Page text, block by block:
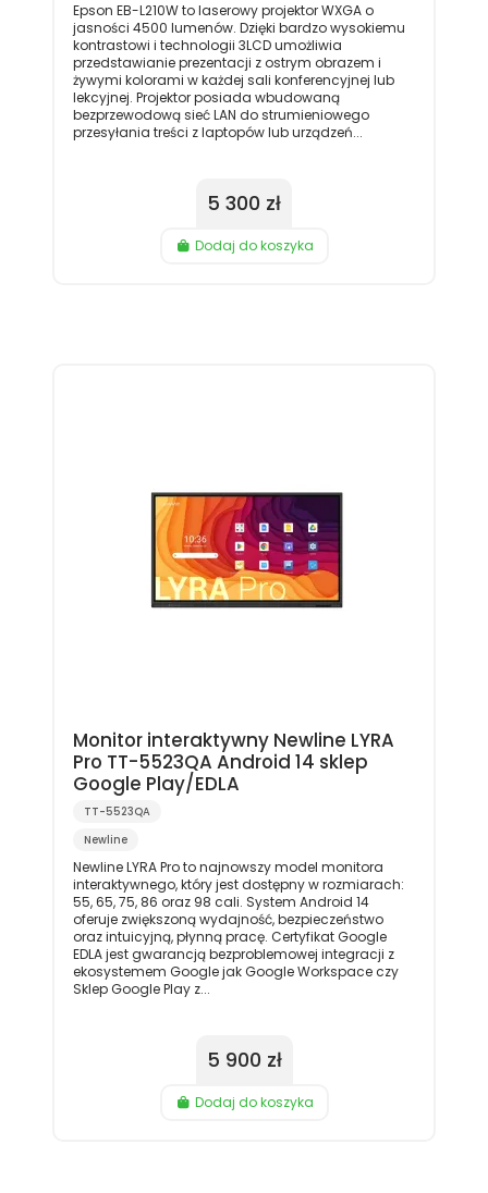
Epson EB-L210W to laserowy projektor WXGA o
jasności 4500 lumenów. Dzięki bardzo wysokiemu
kontrastowi i technologii 3LCD umożliwia
przedstawianie prezentacji z ostrym obrazem i
żywymi kolorami w każdej sali konferencyjnej lub
lekcyjnej. Projektor posiada wbudowaną
bezprzewodową sieć LAN do strumieniowego
przesyłania treści z laptopów lub urządzeń...
5 300 zł
Dodaj do koszyka
Monitor interaktywny Newline LYRA
Pro TT-5523QA Android 14 sklep
Google Play/EDLA
TT-5523QA
Newline
Newline LYRA Pro to najnowszy model monitora
interaktywnego, który jest dostępny w rozmiarach:
55, 65, 75, 86 oraz 98 cali. System Android 14
oferuje zwiększoną wydajność, bezpieczeństwo
oraz intuicyjną, płynną pracę. Certyfikat Google
EDLA jest gwarancją bezproblemowej integracji z
ekosystemem Google jak Google Workspace czy
Sklep Google Play z...
5 900 zł
Dodaj do koszyka